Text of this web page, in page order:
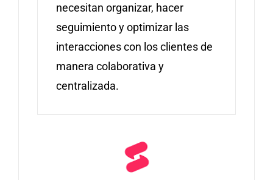
necesitan organizar, hacer
seguimiento y optimizar las
interacciones con los clientes de
manera colaborativa y
centralizada.